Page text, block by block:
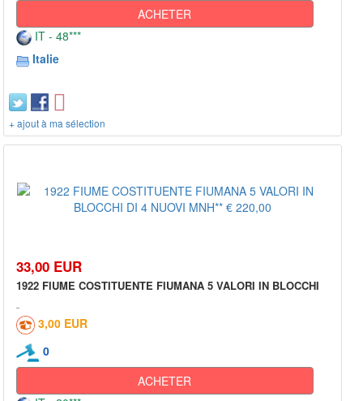
ACHETER
IT - 48***
Italie
+ ajout à ma sélection
33,00 EUR
1922 FIUME COSTITUENTE FIUMANA 5 VALORI IN BLOCCHI
3,00 EUR
0
ACHETER